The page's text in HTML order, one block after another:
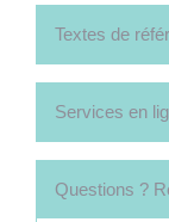
Textes de
Services en
Questions ?